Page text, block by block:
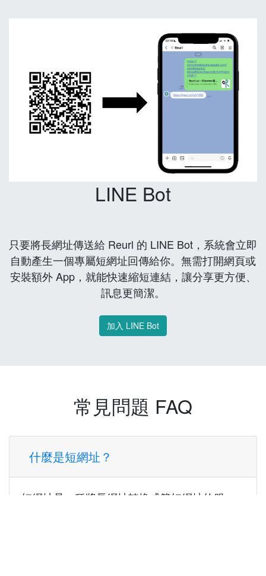
LINE Bot
只要將長網址傳送給 Reurl 的 LINE Bot，系統會立即
自動產生一個專屬短網址回傳給你。無需打開網頁或
安裝額外 App，就能快速縮短連結，讓分享更方便、
訊息更簡潔。
加入 LINE Bot
常見問題 FAQ
什麼是短網址？
短網址是一種將長網址轉換成簡短網址的服